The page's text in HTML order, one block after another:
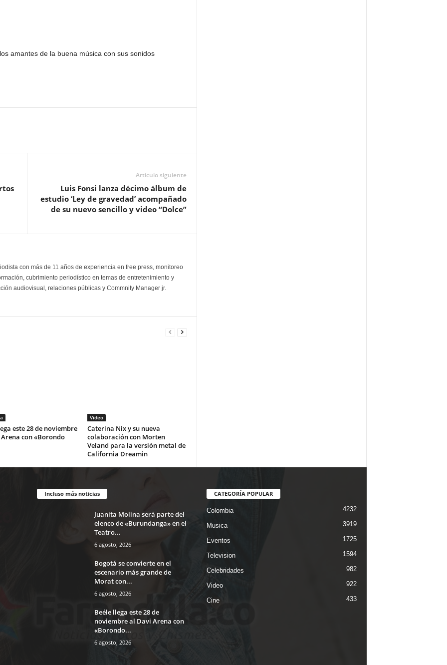
amantes de la buena música con sus sonidos
Artículo siguiente
Luis Fonsi lanza décimo álbum de
estudio ‘Ley de gravedad’ acompañado
de su nuevo sencillo y video “Dolce”
con más de 11 años de experiencia en free press, monitoreo
cubrimiento periodístico en temas de entretenimiento y
audiovisual, relaciones públicas y Commnity Manager jr.
este 28 de noviembre
con «Borondo
Video
Caterina Nix y su nueva
colaboración con Morten
Veland para la versión metal de
California Dreamin
Incluso más noticias
Juanita Molina será parte del
elenco de «Burundanga» en el
Teatro...
6 agosto, 2026
Bogotá se convierte en el
escenario más grande de
Morat con...
6 agosto, 2026
Beéle llega este 28 de
noviembre al Davi Arena con
«Borondo...
6 agosto, 2026
CATEGORÍA POPULAR
Colombia 4232
Musica 3919
Eventos 1725
Television 1594
Celebridades 982
Video 922
Cine 433